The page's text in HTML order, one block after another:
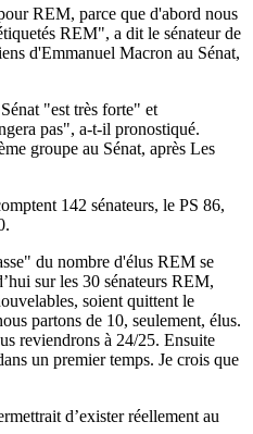
REM, parce que d'abord nous
REM", a dit le sénateur de
d'Emmanuel Macron au Sénat,
"est très forte" et
pas", a-t-il pronostiqué.
groupe au Sénat, après Les
142 sénateurs, le PS 86,
du nombre d'élus REM se
sur les 30 sénateurs REM,
soient quittent le
partons de 10, seulement, élus.
reviendrons à 24/25. Ensuite
un premier temps. Je crois que
d’exister réellement au